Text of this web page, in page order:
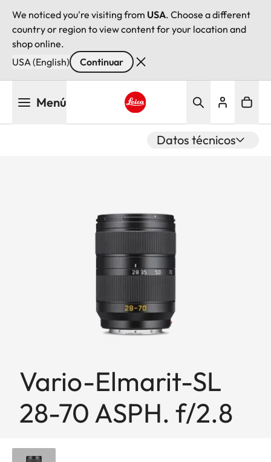
We noticed you're visiting from USA. Choose a different
country or region to view content for your location and
shop online.
USA (English)
Continuar
Menú
Datos técnicos
Vario-Elmarit-SL
28-70 ASPH. f/2.8